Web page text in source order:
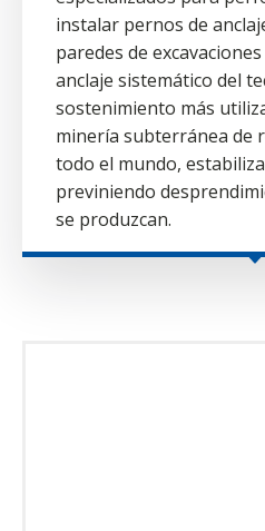
instalar pernos de
paredes de
anclaje sistemático del
sostenimiento más
minería subterránea de
todo el mundo,
previniendo
se produzcan.